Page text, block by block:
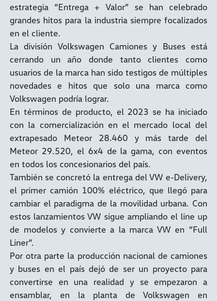
estrategia “Entrega + Valor” se han celebrado
grandes hitos para la industria siempre focalizados
en el cliente.
La división Volkswagen Camiones y Buses está
cerrando un año donde tanto clientes como
usuarios de la marca han sido testigos de múltiples
novedades e hitos que solo una marca como
Volkswagen podría lograr.
En términos de producto, el 2023 se ha iniciado
con la comercialización en el mercado local del
extrapesado Meteor 28.460 y más tarde del
Meteor 29.520, el 6x4 de la gama, con eventos
en todos los concesionarios del país.
También se concretó la entrega del VW e-Delivery,
el primer camión 100% eléctrico, que llegó para
cambiar el paradigma de la movilidad urbana. Con
estos lanzamientos VW sigue ampliando el line up
de modelos y convierte a la marca VW en “Full
Liner”.
Por otra parte la producción nacional de camiones
y buses en el país dejó de ser un proyecto para
convertirse en una realidad y se empezaron a
ensamblar, en la planta de Volkswagen en